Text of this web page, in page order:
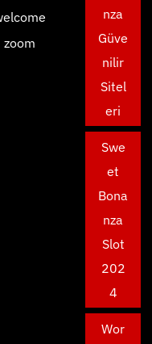
zoom
nza
Güve
nilir
Sitel
eri
Swe
et
Bona
nza
Slot
202
4
Wor